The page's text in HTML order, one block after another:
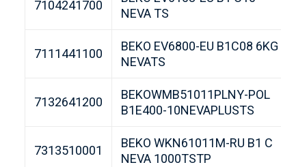
7104241700
NEVA TS
7111441100
BEKO EV6800-EU B1C08 6KG
NEVATS
7132641200
BEKOWMB51011PLNY-POL
B1E400-10NEVAPLUSTS
7313510001
BEKO WKN61011M-RU B1 C
NEVA 1000TSTP